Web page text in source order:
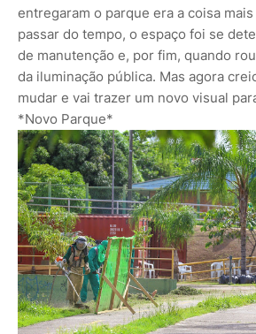
entregaram o parque era a coisa
passar do tempo, o espaço foi se
de manutenção e, por fim, quando
da iluminação pública. Mas agora
mudar e vai trazer um novo visual
*Novo Parque*